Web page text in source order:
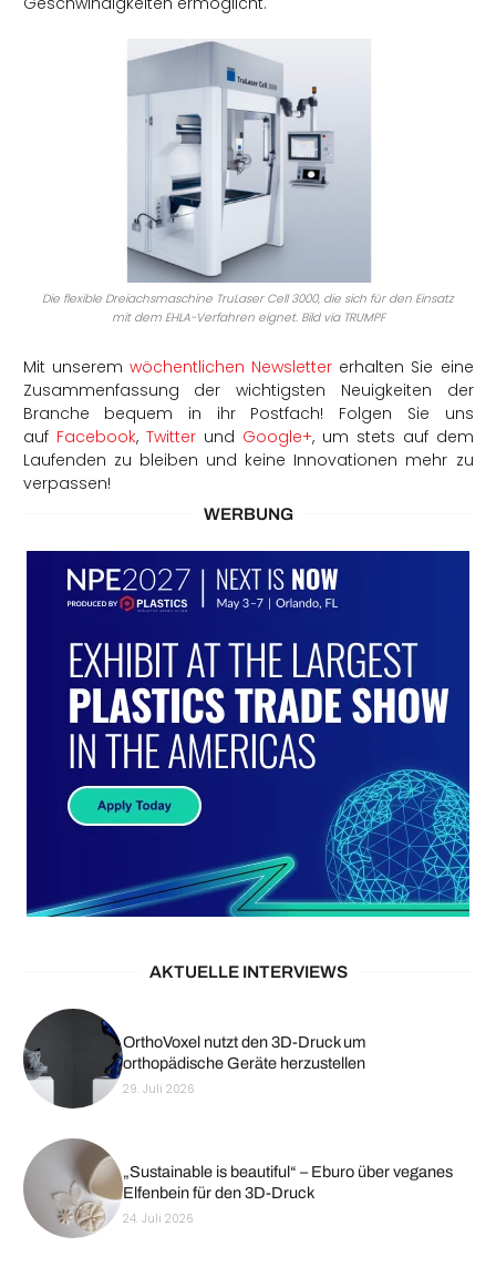
Die flexible Dreiachsmaschine TruLaser Cell 3000, die sich für den Einsatz
mit dem EHLA-Verfahren eignet. Bild via TRUMPF
Mit unserem wöchentlichen Newsletter erhalten Sie eine
Zusammenfassung der wichtigsten Neuigkeiten der
Branche bequem in ihr Postfach! Folgen Sie uns
auf Facebook, Twitterund Google+, um stets auf dem
Laufenden zu bleiben und keine Innovationen mehr zu
verpassen!
WERBUNG
AKTUELLE INTERVIEWS
OrthoVoxel nutzt den 3D-Druck um
orthopädische Geräte herzustellen
29. Juli 2026
„Sustainable is beautiful“ – Eburo über veganes
Elfenbein für den 3D-Druck
24. Juli 2026